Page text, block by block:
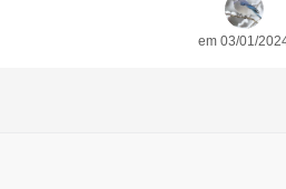
em 03/01/